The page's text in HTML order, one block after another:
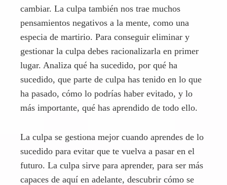
ha pasado, cómo lo podrías haber evitado, y lo
más importante, qué has aprendido de todo ello.
La culpa se gestiona mejor cuando aprendes de lo
sucedido para evitar que te vuelva a pasar en el
futuro. La culpa sirve para aprender, para ser más
capaces de aquí en adelante, descubrir cómo se
hacen
cosas
mejor
y así
poder